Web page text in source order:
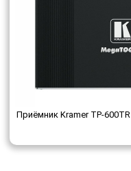
Приёмник Kramer TP-600TR